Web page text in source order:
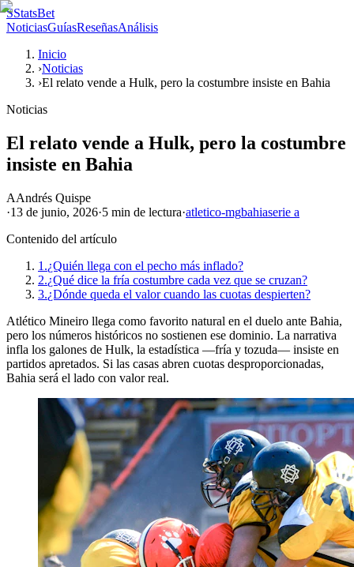
SStatsBet
NoticiasGuíasReseñasAnálisis
Inicio
›Noticias
›El relato vende a Hulk, pero la costumbre insiste en Bahia
Noticias
El relato vende a Hulk, pero la costumbre
insiste en Bahia
AAndrés Quispe
·13 de junio, 2026·5 min de lectura·atletico-mgbahiaserie a
Contenido del artículo
1.¿Quién llega con el pecho más inflado?
2.¿Qué dice la fría costumbre cada vez que se cruzan?
3.¿Dónde queda el valor cuando las cuotas despierten?
Atlético Mineiro llega como favorito natural en el duelo ante Bahia,
pero los números históricos no sostienen ese dominio. La narrativa
infla los galones de Hulk, la estadística —fría y tozuda— insiste en
partidos apretados. Si las casas abren cuotas desproporcionadas,
Bahia será el lado con valor real.